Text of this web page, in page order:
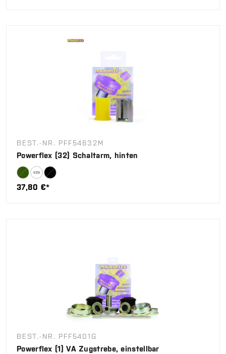
BEST.-NR. PFF54632M
Powerflex (32) Schaltarm, hinten
37,80 €*
BEST.-NR. PFF5401G
Powerflex (1) VA Zugstrebe, einstellbar